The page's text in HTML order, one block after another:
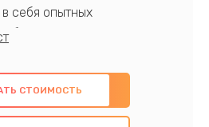
себя опытных
знаниями и
и качественный ремонт с
компонентов, а
качество всех
СТОИМОСТЬ